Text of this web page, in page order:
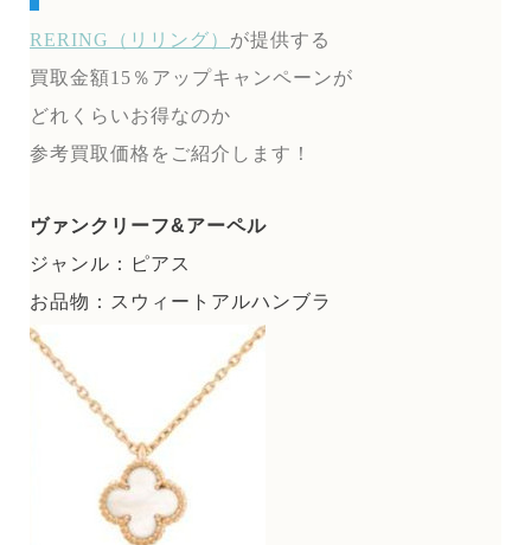
RERING（リリング） が提供する
買取金額15％アップキャンペーンが
どれくらいお得なのか
参考買取価格をご紹介します！
ヴァンクリーフ&アーペル
ジャンル：ピアス
お品物：スウィートアルハンブラ